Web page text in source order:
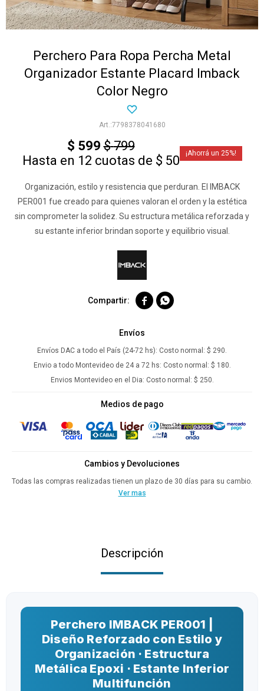
Perchero Para Ropa Percha Metal
Organizador Estante Placard Imback
Color Negro
7798378041680
$ 599 $ 799
Hasta en 12 cuotas de $ 50
25
Organización, estilo y resistencia que perduran. El IMBACK
PER001 fue creado para quienes valoran el orden y la estética
sin comprometer la solidez. Su estructura metálica reforzada y
su estante inferior brindan soporte y equilibrio visual.
 
Envíos
Envíos DAC a todo el País (24-72 hs): Costo normal: $ 290.
Envio a todo Montevideo de 24 a 72 hs: Costo normal: $ 180.
Envios Montevideo en el Dia: Costo normal: $ 250.
Medios de pago
Cambios y Devoluciones
Todas las compras realizadas tienen un plazo de 30 días para su cambio.
Ver mas
Descripción
Perchero IMBACK PER001 |
Diseño Reforzado con Estilo y
Organización · Estructura
Metálica Epoxi · Estante Inferior
Multifunción